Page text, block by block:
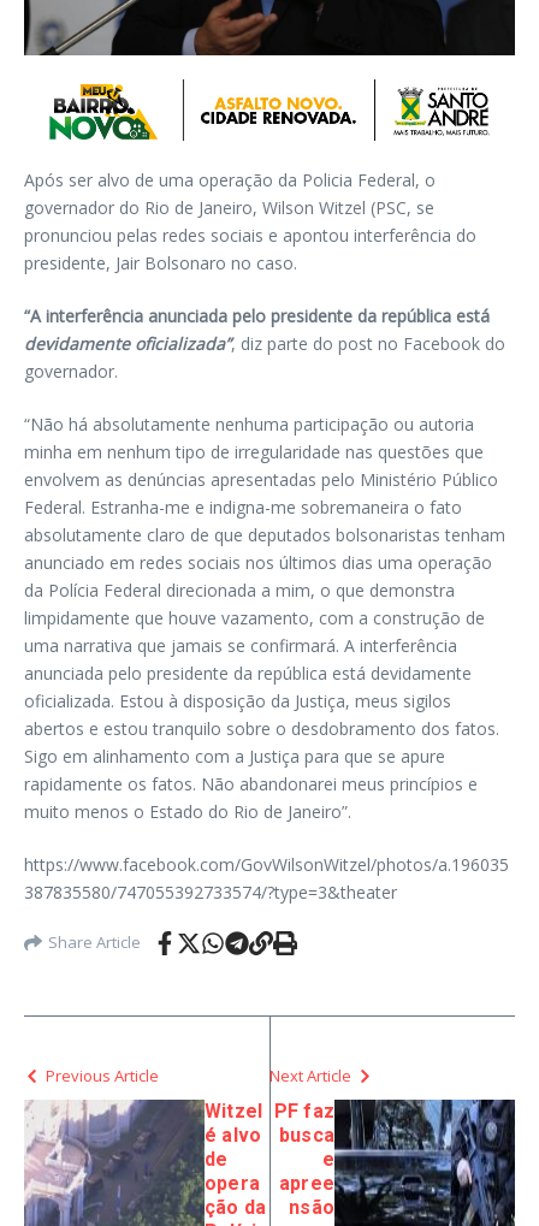
Após ser alvo de uma operação da Policia Federal, o
governador do Rio de Janeiro, Wilson Witzel (PSC, se
pronunciou pelas redes sociais e apontou interferência do
presidente, Jair Bolsonaro no caso.
“A interferência anunciada pelo presidente da república está
devidamente oficializada”, diz parte do post no Facebook do
governador.
“Não há absolutamente nenhuma participação ou autoria
minha em nenhum tipo de irregularidade nas questões que
envolvem as denúncias apresentadas pelo Ministério Público
Federal. Estranha-me e indigna-me sobremaneira o fato
absolutamente claro de que deputados bolsonaristas tenham
anunciado em redes sociais nos últimos dias uma operação
da Polícia Federal direcionada a mim, o que demonstra
limpidamente que houve vazamento, com a construção de
uma narrativa que jamais se confirmará. A interferência
anunciada pelo presidente da república está devidamente
oficializada. Estou à disposição da Justiça, meus sigilos
abertos e estou tranquilo sobre o desdobramento dos fatos.
Sigo em alinhamento com a Justiça para que se apure
rapidamente os fatos. Não abandonarei meus princípios e
muito menos o Estado do Rio de Janeiro”.
https://www.facebook.com/GovWilsonWitzel/photos/a.196035
387835580/747055392733574/?type=3&theater
Share Article
Previous Article
Witzel
é alvo
de
opera
ção da
Next Article
PF faz
busca
e
apree
nsão